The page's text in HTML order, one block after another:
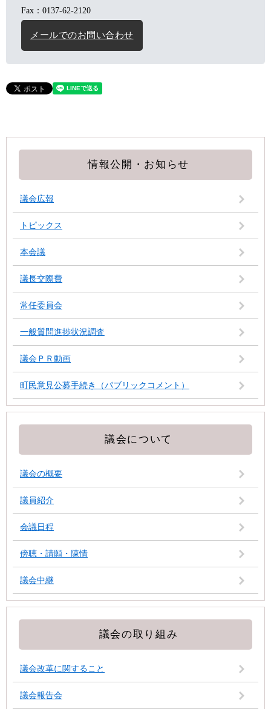
Fax：0137-62-2120
メールでのお問い合わせ
情報公開・お知らせ
議会広報
トピックス
本会議
議長交際費
常任委員会
一般質問進捗状況調査
議会ＰＲ動画
町民意見公募手続き（パブリックコメント）
議会について
議会の概要
議員紹介
会議日程
傍聴・請願・陳情
議会中継
議会の取り組み
議会改革に関すること
議会報告会